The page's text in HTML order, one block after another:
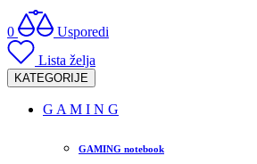
0
Usporedi
Lista želja
KATEGORIJE
G A M I N G
GAMING notebook